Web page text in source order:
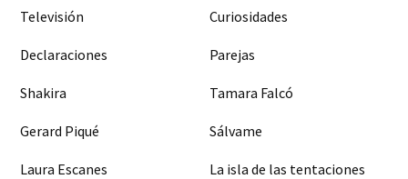
Televisión Curiosidades
Declaraciones Parejas
Shakira Tamara Falcó
Gerard Piqué Sálvame
Laura Escanes La isla de las tentaciones